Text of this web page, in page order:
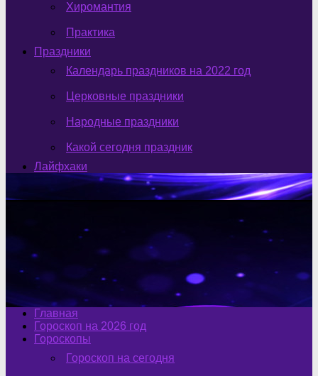
Хиромантия
Практика
Праздники
Календарь праздников на 2022 год
Церковные праздники
Народные праздники
Какой сегодня праздник
Лайфхаки
Главная
Гороскоп на 2026 год
Гороскопы
Гороскоп на сегодня